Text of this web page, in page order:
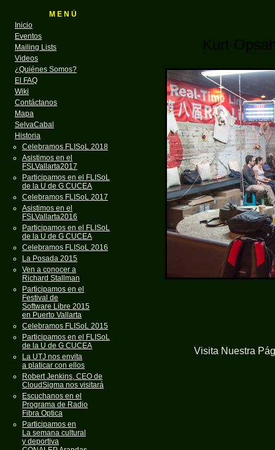
M E N Ú
Inicio
Eventos
Mailing Lists
Videos
¿Quiénes Somos?
El FAQ
Wiki
Contáctanos
Mapa
SelvaCabal
Historia
Celebramos FLISoL 2018
Asistimos en el
FSLVallarta2017
Participamos en el FLISoL
de la U de G CUCEA
Celebramos FLISoL 2017
Asistimos en el
FSLVallarta2016
Participamos en el FLISoL
de la U de G CUCEA
Celebramos FLISoL 2016
La Posada 2015
Ven a conocer a
Richard Stallman
Participamos en el
Festival de
Software Libre 2015
en Puerto Vallarta
Celebramos FLISoL 2015
Participamos en el FLISoL
de la U de G CUCEA
La UTJ nos envita
a platicar con ellos
Robert Jenkins, CEO de
CloudSigma nos visitará
Escuchanos en el
Programa de Radio
Fibra Optica
Participamos en
La semana cultural
y deportiva
Kurt
Visita Nuestra